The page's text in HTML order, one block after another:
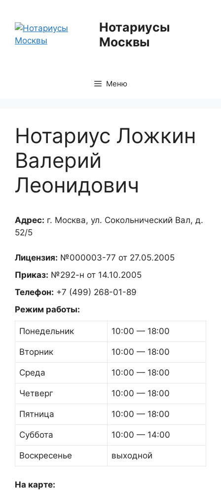
содержимому
Нотариусы
Москвы
Меню
Нотариус Ложкин
Валерий
Леонидович
Адрес: г. Москва, ул. Сокольнический Вал, д.
52/5
Лицензия: №000003-77 от 27.05.2005
Приказ: №292-н от 14.10.2005
Телефон: +7 (499) 268-01-89
Режим работы:
Понедельник 10:00 — 18:00
Вторник 10:00 — 18:00
Среда 10:00 — 18:00
Четверг 10:00 — 18:00
Пятница 10:00 — 18:00
Суббота 10:00 — 14:00
Воскресенье выходной
На карте: